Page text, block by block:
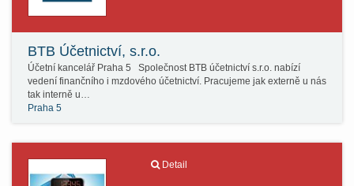
BTB Účetnictví, s.r.o.
Účetní kancelář Praha 5 Společnost BTB účetnictví s.r.o. nabízí
vedení finančního i mzdového účetnictví. Pracujeme jak externě u nás
tak interně u…
Praha 5
Detail